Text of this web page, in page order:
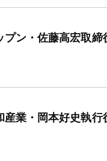
プン・佐藤高宏取
産業・岡本好史執